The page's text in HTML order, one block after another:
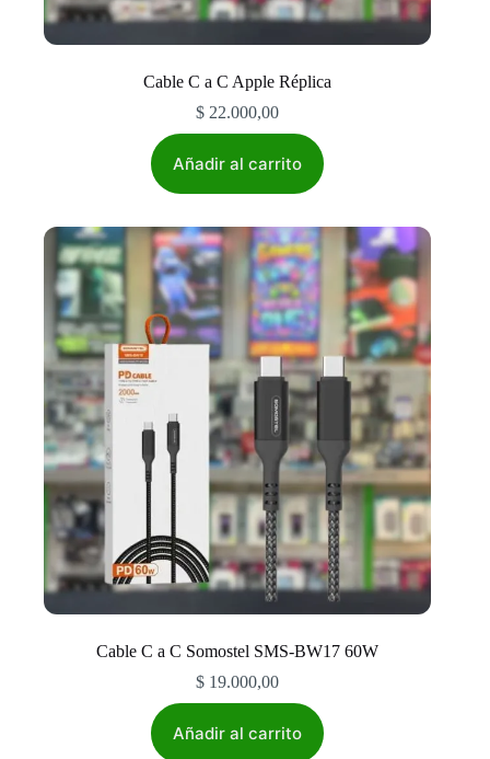
Cable C a C Apple Réplica
$ 22.000,00
Añadir al carrito
Cable C a C Somostel SMS-BW17 60W
$ 19.000,00
Añadir al carrito